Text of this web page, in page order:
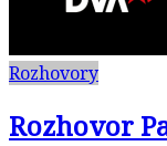
Rozhovory
Rozhovor